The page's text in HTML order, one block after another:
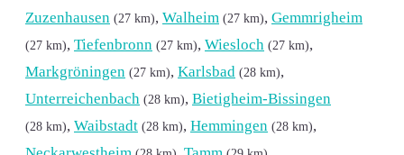
Zuzenhausen (27 km), Walheim (27 km), Gemmrigheim
(27 km), Tiefenbronn (27 km), Wiesloch (27 km),
Markgröningen (27 km), Karlsbad (28 km),
Unterreichenbach (28 km), Bietigheim-Bissingen
(28 km), Waibstadt (28 km), Hemmingen (28 km),